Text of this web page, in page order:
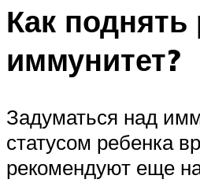
Как поднять
иммунитет?
Задуматься над
статусом ребенка
рекомендуют еще